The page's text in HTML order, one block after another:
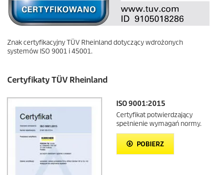
Znak certyfikacyjny TÜV Rheinland dotyczący wdrożonych
systemów ISO 9001 i 45001.
Certyfikaty TÜV Rheinland
ISO 9001:2015
Certyfikat potwierdzający
spełnienie wymagań normy.
POBIERZ